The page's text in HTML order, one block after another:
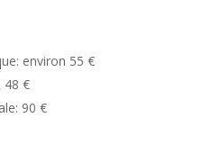
environ 55 €
48 €
90 €